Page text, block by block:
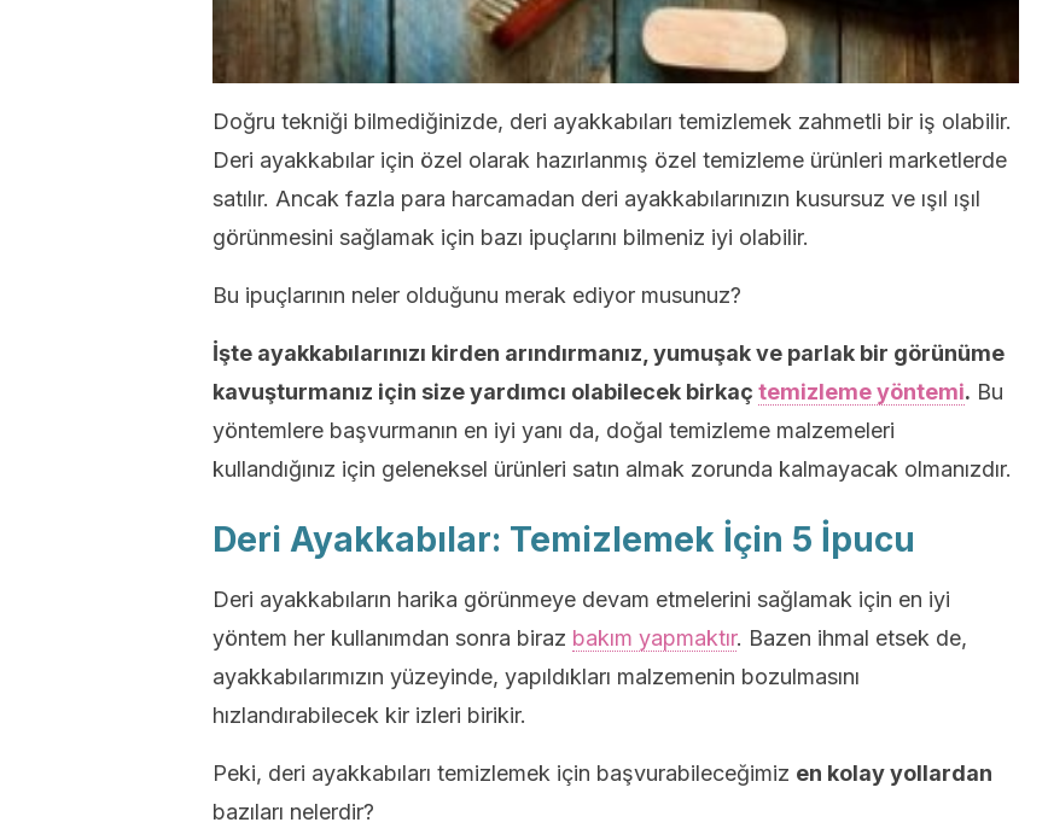
Doğru tekniği bilmediğinizde, deri ayakkabıları temizlemek zahmetli bir iş olabilir.
Deri ayakkabılar için özel olarak hazırlanmış özel temizleme ürünleri marketlerde
satılır. Ancak fazla para harcamadan deri ayakkabılarınızın kusursuz ve ışıl ışıl
görünmesini sağlamak için bazı ipuçlarını bilmeniz iyi olabilir.
Bu ipuçlarının neler olduğunu merak ediyor musunuz?
İşte ayakkabılarınızı kirden arındırmanız, yumuşak ve parlak bir görünüme
kavuşturmanız için size yardımcı olabilecek birkaç temizleme yöntemi. Bu
yöntemlere başvurmanın en iyi yanı da, doğal temizleme malzemeleri
kullandığınız için geleneksel ürünleri satın almak zorunda kalmayacak olmanızdır.
Deri Ayakkabılar: Temizlemek İçin 5 İpucu
Deri ayakkabıların harika görünmeye devam etmelerini sağlamak için en iyi
yöntem her kullanımdan sonra biraz bakım yapmaktır. Bazen ihmal etsek de,
ayakkabılarımızın yüzeyinde, yapıldıkları malzemenin bozulmasını
hızlandırabilecek kir izleri birikir.
Peki, deri ayakkabıları temizlemek için başvurabileceğimiz en kolay yollardan
bazıları nelerdir?